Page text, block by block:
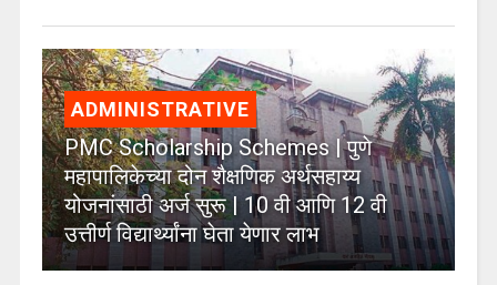
ADMINISTRATIVE
PMC Scholarship Schemes | पुणे
महापालिकेच्या दोन शैक्षणिक अर्थसहाय्य
योजनांसाठी अर्ज सुरू | 10 वी आणि 12 वी
उत्तीर्ण विद्यार्थ्यांना घेता येणार लाभ